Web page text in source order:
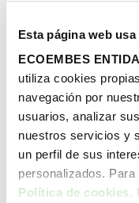
Esta página web
ECOEMBES
utiliza cookies
navegación por
usuarios, analizar
nuestros servicios y
un perfil de sus
personalizados.
Política de cookies.
empresas.
Compartir: